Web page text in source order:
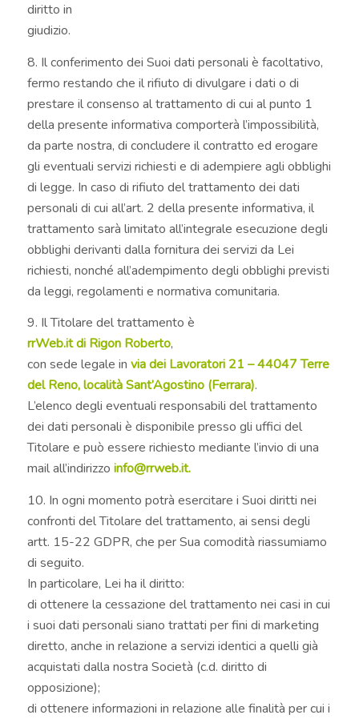
diritto in
giudizio.
8. Il conferimento dei Suoi dati personali è facoltativo,
fermo restando che il rifiuto di divulgare i dati o di
prestare il consenso al trattamento di cui al punto 1
della presente informativa comporterà l’impossibilità,
da parte nostra, di concludere il contratto ed erogare
gli eventuali servizi richiesti e di adempiere agli obblighi
di legge. In caso di rifiuto del trattamento dei dati
personali di cui all’art. 2 della presente informativa, il
trattamento sarà limitato all’integrale esecuzione degli
obblighi derivanti dalla fornitura dei servizi da Lei
richiesti, nonché all’adempimento degli obblighi previsti
da leggi, regolamenti e normativa comunitaria.
9. Il Titolare del trattamento è
rrWeb.it di Rigon Roberto,
con sede legale in via dei Lavoratori 21 – 44047 Terre
del Reno, località Sant’Agostino (Ferrara).
L’elenco degli eventuali responsabili del trattamento
dei dati personali è disponibile presso gli uffici del
Titolare e può essere richiesto mediante l’invio di una
mail all’indirizzo info@rrweb.it.
10. In ogni momento potrà esercitare i Suoi diritti nei
confronti del Titolare del trattamento, ai sensi degli
artt. 15-22 GDPR, che per Sua comodità riassumiamo
di seguito.
In particolare, Lei ha il diritto:
di ottenere la cessazione del trattamento nei casi in cui
i suoi dati personali siano trattati per fini di marketing
diretto, anche in relazione a servizi identici a quelli già
acquistati dalla nostra Società (c.d. diritto di
opposizione);
di ottenere informazioni in relazione alle finalità per cui i